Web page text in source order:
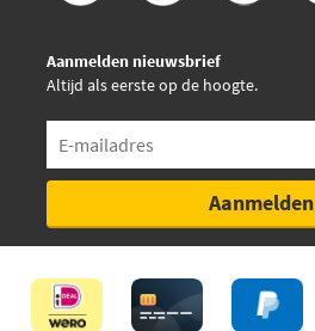
Aanmelden nieuwsbrief
Altijd als eerste op de hoogte.
Aanmelden